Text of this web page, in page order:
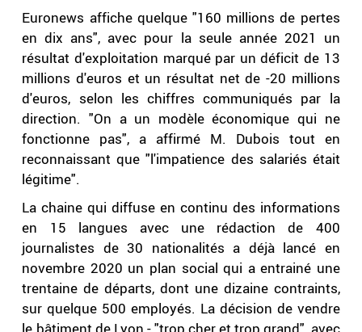
Euronews affiche quelque "160 millions de pertes
en dix ans", avec pour la seule année 2021 un
résultat d'exploitation marqué par un déficit de 13
millions d'euros et un résultat net de -20 millions
d'euros, selon les chiffres communiqués par la
direction. "On a un modèle économique qui ne
fonctionne pas", a affirmé M. Dubois tout en
reconnaissant que "l'impatience des salariés était
légitime".
La chaine qui diffuse en continu des informations
en 15 langues avec une rédaction de 400
journalistes de 30 nationalités a déjà lancé en
novembre 2020 un plan social qui a entrainé une
trentaine de départs, dont une dizaine contraints,
sur quelque 500 employés. La décision de vendre